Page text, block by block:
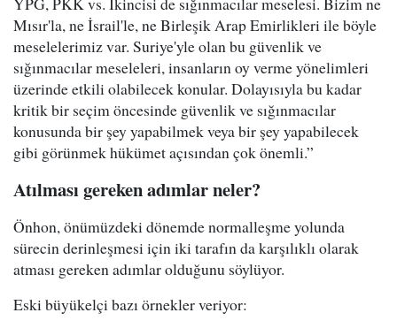
Mısır'la, ne İsrail'le, ne Birleşik Arap Emirlikleri ile böyle
meselelerimiz var. Suriye'yle olan bu güvenlik ve
sığınmacılar meseleleri, insanların oy verme yönelimleri
üzerinde etkili olabilecek konular. Dolayısıyla bu kadar
kritik bir seçim öncesinde güvenlik ve sığınmacılar
konusunda bir şey yapabilmek veya bir şey yapabilecek
gibi görünmek hükümet açısından çok önemli.”
Atılması gereken adımlar neler?
Önhon, önümüzdeki dönemde normalleşme yolunda
sürecin derinleşmesi için iki tarafın da karşılıklı olarak
atması gereken adımlar olduğunu söylüyor.
Eski büyükelçi bazı örnekler veriyor: